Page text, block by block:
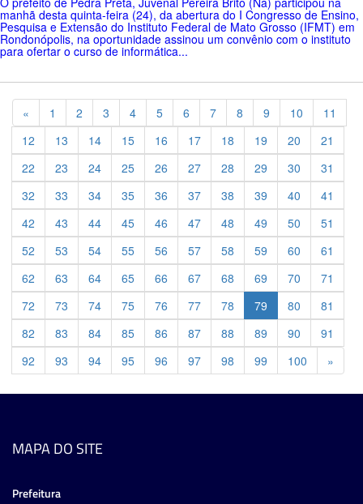
manhã desta quinta-feira (24), da abertura do I Congresso de Ensino,
Pesquisa e Extensão do Instituto Federal de Mato Grosso (IFMT) em
Rondonópolis, na oportunidade assinou um convênio com o instituto
para ofertar o curso de informática...
« Previous
1 2 3 4 5 6 7 8 9 10
11
12
13 14 15 16 17 18 19 20
21
22
23 24 25 26 27 28 29 30
31
32
33 34 35 36 37 38 39 40
41
42
43 44 45 46 47 48 49 50
51
52
53 54 55 56 57 58 59 60
61
62
63 64 65 66 67 68 69 70
71
72
73 74 75 76 77 78 79 80
81
82
83 84 85 86 87 88 89 90
91
92
93 94 95 96 97 98 99 100 »
MAPA DO SITE
Prefeitura